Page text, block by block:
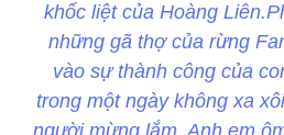
khốc liệt của Hoàng
những gã thợ của rừng
vào sự thành công của
trong một ngày không xa